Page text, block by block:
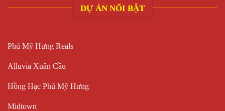
DỰ ÁN NỔI BẬT
Phú Mỹ Hưng Reals
Alluvia Xuân Cầu
Hồng Hạc Phú Mỹ Hưng
Midtown